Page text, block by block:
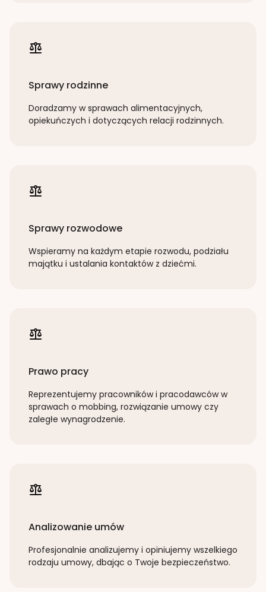
Sprawy rodzinne
Doradzamy w sprawach alimentacyjnych,
opiekuńczych i dotyczących relacji rodzinnych.
Sprawy rozwodowe
Wspieramy na każdym etapie rozwodu, podziału
majątku i ustalania kontaktów z dziećmi.
Prawo pracy
Reprezentujemy pracowników i pracodawców w
sprawach o mobbing, rozwiązanie umowy czy
zaległe wynagrodzenie.
Analizowanie umów
Profesjonalnie analizujemy i opiniujemy wszelkiego
rodzaju umowy, dbając o Twoje bezpieczeństwo.